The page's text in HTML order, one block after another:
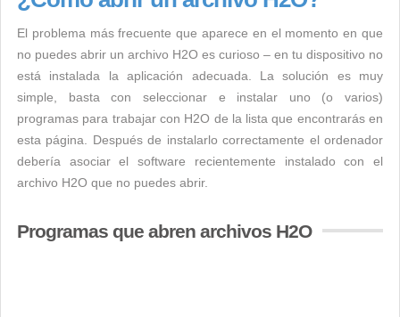
El problema más frecuente que aparece en el momento en que
no puedes abrir un archivo H2O es curioso – en tu dispositivo no
está instalada la aplicación adecuada. La solución es muy
simple, basta con seleccionar e instalar uno (o varios)
programas para trabajar con H2O de la lista que encontrarás en
esta página. Después de instalarlo correctamente el ordenador
debería asociar el software recientemente instalado con el
archivo H2O que no puedes abrir.
Programas que abren archivos H2O